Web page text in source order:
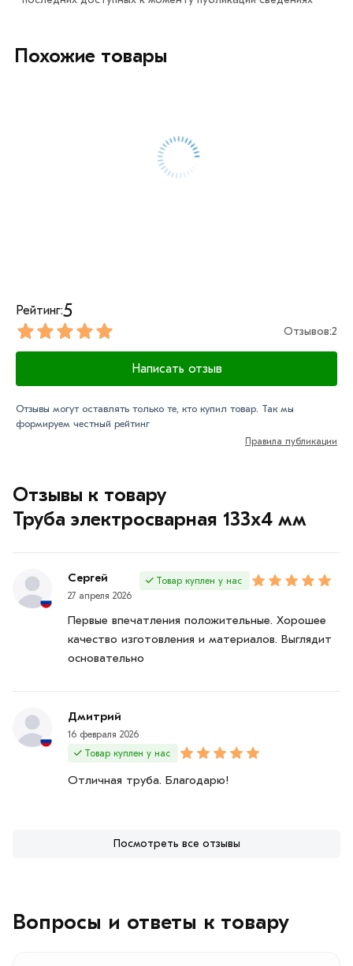
Похожие товары
Отзывы к товару
Труба электросварная 133х4 мм
Сергей
27 апреля 2026
Товар куплен у нас
Первые впечатления положительные. Хорошее
качество изготовления и материалов. Выглядит
основательно
Дмитрий
16 февраля 2026
Товар куплен у нас
Отличная труба. Благодарю!
Посмотреть все отзывы
Рейтинг:5
Отзывов:2
Написать отзыв
Отзывы могут оставлять только те, кто купил товар. Так мы
формируем честный рейтинг
Правила публикации
Вопросы и ответы к товару